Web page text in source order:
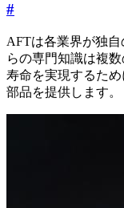
#
AFTは各業界が独
らの専門知識は複
寿命を実現するた
部品を提供します。